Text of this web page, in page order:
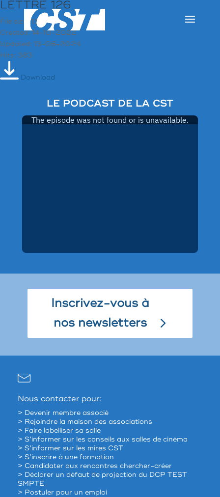
LETTRE 126
File size: 1.51 MB
Created: 14-10-2022
Updated: 13-06-2024
Hits: 383
Download
LE PODCAST DE LA CST
Inscrivez-vous à
nos newsletters
Nous contacter pour:
> Devenir membre associé
> Rejoindre la maison des associations
> Faire labelliser sa salle
> S’informer sur les conseils aux salles de cinéma
> S’informer sur les mires CST
> S’inscrire à une formation
> Candidater aux rencontres chercher-créer
> Déclarer un défaut de projection du DCP TEST
SMPTE
> Postuler pour un emploi